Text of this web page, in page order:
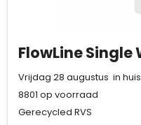
Vrijdag 28 augustus in huis
8801 op voorraad
Gerecycled RVS